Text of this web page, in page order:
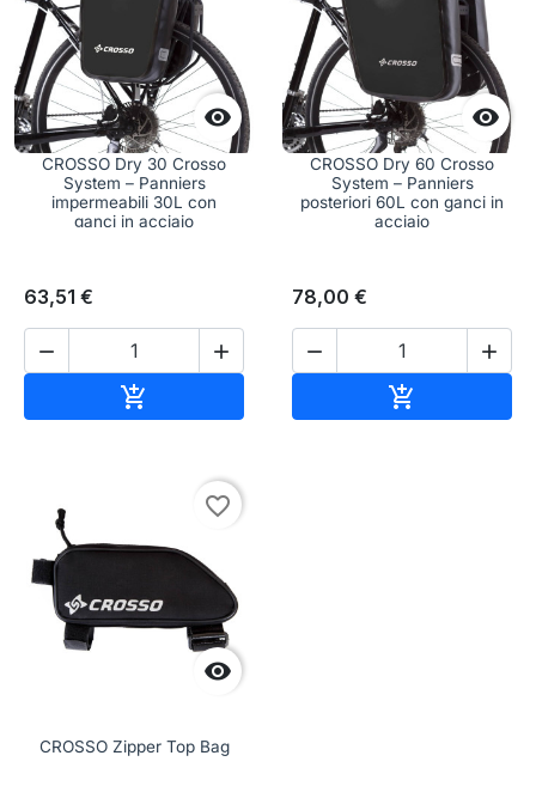

CROSSO Dry 30 Crosso
System – Panniers
impermeabili 30L con
ganci in acciaio
63,51 €
 


CROSSO Dry 60 Crosso
System – Panniers
posteriori 60L con ganci in
acciaio
78,00 €
 


favorite_border
CROSSO Zipper Top Bag